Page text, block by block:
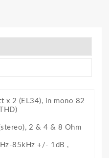
x 2 (EL34), in mono 82
2 & 4 & 8 Ohm
85kHz +/- 1dB ,